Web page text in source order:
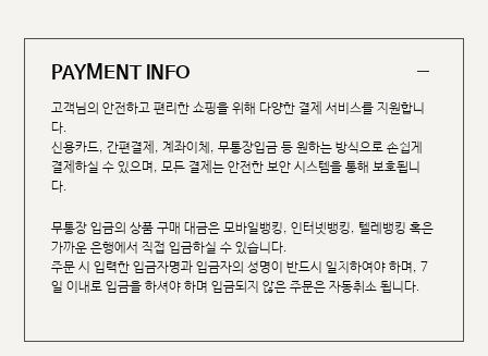
PAYMENT INFO
고객님의 안전하고 편리한 쇼핑을 위해 다양한 결제 서비스를 지원합니
다.
신용카드, 간편결제, 계좌이체, 무통장입금 등 원하는 방식으로 손쉽게
결제하실 수 있으며, 모든 결제는 안전한 보안 시스템을 통해 보호됩니
다.
무통장 입금의 상품 구매 대금은 모바일뱅킹, 인터넷뱅킹, 텔레뱅킹 혹은
가까운 은행에서 직접 입금하실 수 있습니다.
주문 시 입력한 입금자명과 입금자의 성명이 반드시 일치하여야 하며, 7
일 이내로 입금을 하셔야 하며 입금되지 않은 주문은 자동취소 됩니다.